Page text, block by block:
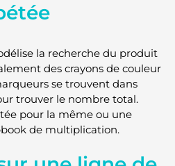
la recherche du produit
des crayons de couleur
se trouvent dans
trouver le nombre total.
pour la même ou une
de multiplication.